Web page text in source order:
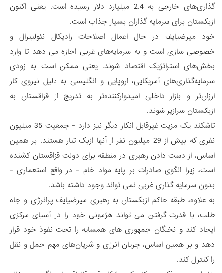
گذاری‌های خارجی به 2.4 میلیارد دلار رسیده است. یعنی اکنون
ازبکستان برای سرمایه گذاران بسیار جذاب است.
خود میرضیایف در حال اعمال اصلاحات رادیکال نئولیبرال و
خصوصی سازی است و به سرمایه‌های غربی اجازه می دهد تا وارد
بخش‌های استراتژیک اقتصاد شوند. یعنی ممکن است به زودی
سرمایه‌گذاری‌های آمریکایی، اروپایی و انگلیسی به دلیل نیروی کار
ارزان‌تر و بازار داخلی امیدوارکننده‌تر به تدریج از قزاقستان به
ازبکستان سرازیر شوند.
تاشکند یک مزیت غیرقابل انکار دیگر نیز دارد - جمعیت 35 میلیون
نفری که بیش از 29 میلیون نفر از آنها ازبک تبار هستند. بر همین
اساس، از دست دادن رهبری در منطقه برای دولت قزاقستان کشنده
است، زیرا الگوی صادرات بر پایه مواد خام - در واقع استعماری -
بدون سرمایه گذاری غربی نمی تواند وجود داشته باشد.
به علاوه، طبقه حاکم ازبکستان به رهبری میرضیایف پرانرژی و جاه
طلب، با قدرت گرفتن می تواند هژمونی خود را در آسیای مرکزی
ایجاد کند و نخبگان جمهوری های همسایه را تحت نفوذ خود قرار
دهد و بر همین اساس، جریان انرژی و شریان‌های مهم حمل و نقل
را کنترل کند.